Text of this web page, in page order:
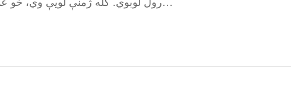
رول لوبوي. کله ژمنې لویې وي، خو عملي اقدامات محدود وي، او کله بیا د هېوادونو…